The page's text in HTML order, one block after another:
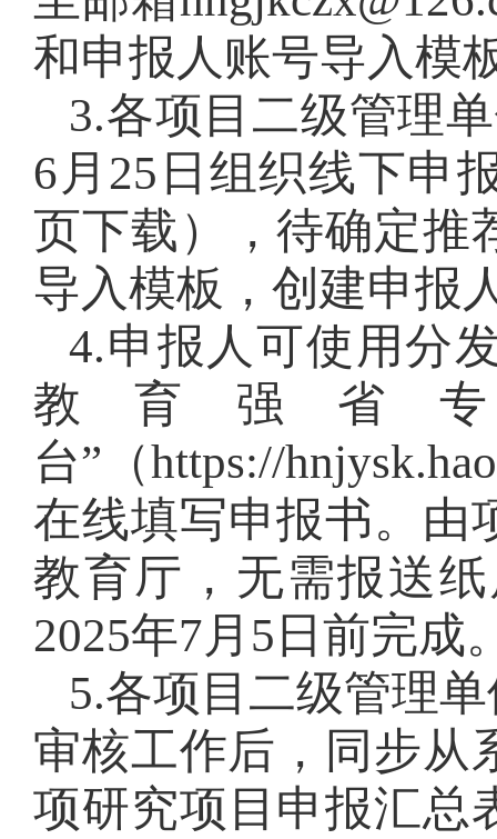
和申报人账号导入模
3.各项目二级管理
6月25日组织线下申
页下载），待确定推
导入模板，创建申报
4.申报人可使用分
教育强省
台”（https://
在线填写申报书。由
教育厅，无需报送
2025年7月5日前完成
5.各项目二级管理
审核工作后，同步从
项研究项目申报汇总